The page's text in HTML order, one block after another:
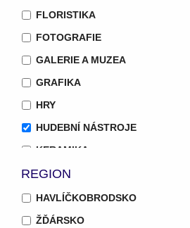
FLORISTIKA
FOTOGRAFIE
GALERIE A MUZEA
GRAFIKA
HRY
HUDEBNÍ NÁSTROJE
KERAMIKA
KNIHAŘSTVÍ
KOVÁŘSTVÍ
KOŽENÉ DOPLŇKY
REGION
HAVLÍČKOBRODSKO
ŽĎÁRSKO